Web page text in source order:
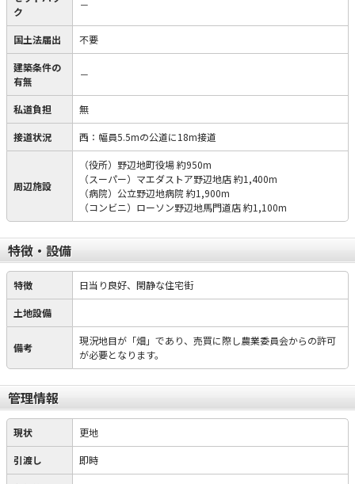
ク
－
国土法届出 不要
建築条件の
有無
－
私道負担 無
接道状況 西：幅員5.5mの公道に18m接道
周辺施設
（役所）野辺地町役場 約950m
（スーパー）マエダストア野辺地店 約1,400m
（病院）公立野辺地病院 約1,900m
（コンビニ）ローソン野辺地馬門道店 約1,100m
特徴・設備
特徴 日当り良好、閑静な住宅街
土地設備
備考
現況地目が「畑」であり、売買に際し農業委員会からの許可
が必要となります。
管理情報
現状 更地
引渡し 即時